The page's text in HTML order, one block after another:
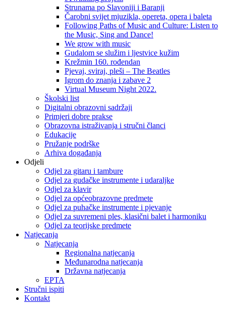
Strunama po Slavoniji i Baranji
Čarobni svijet mjuzikla, opereta, opera i baleta
Following Paths of Music and Culture: Listen to
the Music, Sing and Dance!
We grow with music
Gudalom se služim i ljestvice kužim
Krežmin 160. rođendan
Pjevaj, sviraj, pleši – The Beatles
Igrom do znanja i zabave 2
Virtual Museum Night 2022.
Školski list
Digitalni obrazovni sadržaji
Primjeri dobre prakse
Obrazovna istraživanja i stručni članci
Edukacije
Pružanje podrške
Arhiva događanja
Odjeli
Odjel za gitaru i tambure
Odjel za gudačke instrumente i udaraljke
Odjel za klavir
Odjel za općeobrazovne predmete
Odjel za puhačke instrumente i pjevanje
Odjel za suvremeni ples, klasični balet i harmoniku
Odjel za teorijske predmete
Natjecanja
Natjecanja
Regionalna natjecanja
Međunarodna natjecanja
Državna natjecanja
EPTA
Stručni ispiti
Kontakt